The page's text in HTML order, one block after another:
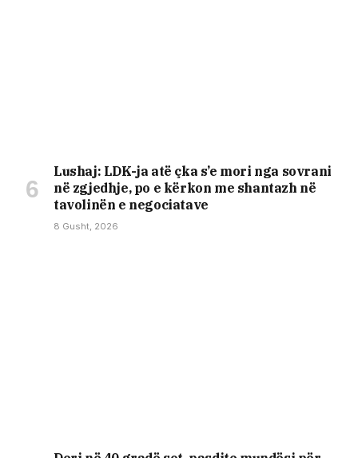
Lushaj: LDK-ja atë çka s’e mori nga sovrani
në zgjedhje, po e kërkon me shantazh në
tavolinën e negociatave
8 Gusht, 2026